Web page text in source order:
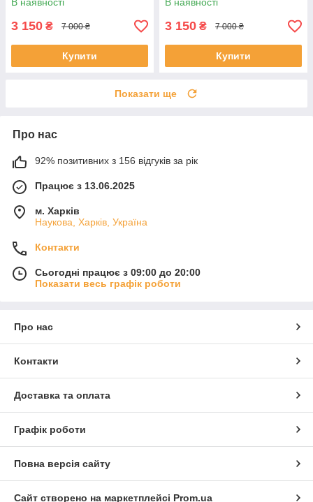
В наявності
3 150 ₴ 7 000 ₴
Купити
48
В наявності
3 150 ₴ 7 000 ₴
Купити
Показати ще
Про нас
92% позитивних з 156 відгуків за рік
Працює з 13.06.2025
м. Харків
Наукова, Харків, Україна
Контакти
Сьогодні працює з 09:00 до 20:00
Показати весь графік роботи
Про нас
Контакти
Доставка та оплата
Графік роботи
Повна версія сайту
Сайт створено на маркетплейсі Prom.ua